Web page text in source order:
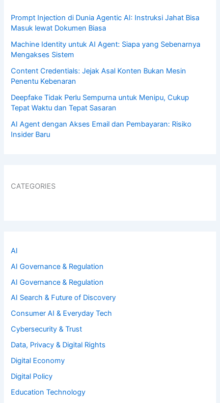
Prompt Injection di Dunia Agentic AI: Instruksi Jahat Bisa
Masuk lewat Dokumen Biasa
Machine Identity untuk AI Agent: Siapa yang Sebenarnya
Mengakses Sistem
Content Credentials: Jejak Asal Konten Bukan Mesin
Penentu Kebenaran
Deepfake Tidak Perlu Sempurna untuk Menipu, Cukup
Tepat Waktu dan Tepat Sasaran
AI Agent dengan Akses Email dan Pembayaran: Risiko
Insider Baru
CATEGORIES
AI
AI Governance & Regulation
AI Governance & Regulation
AI Search & Future of Discovery
Consumer AI & Everyday Tech
Cybersecurity & Trust
Data, Privacy & Digital Rights
Digital Economy
Digital Policy
Education Technology